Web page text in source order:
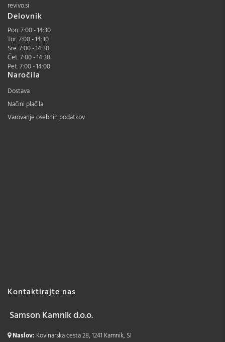
revivo.si
Delovnik
Pon. 7:00 - 14:30
Tor. 7:00 - 14:30
Sre. 7:00 - 14:30
Čet. 7:00 - 14:30
Pet. 7:00 - 14:00
Naročila
Dostava
Načini plačila
Varovanje osebnih podatkov
Kontaktirajte nas
Samson Kamnik d.o.o.
Naslov: Kovinarska cesta 28, 1241 Kamnik, SI